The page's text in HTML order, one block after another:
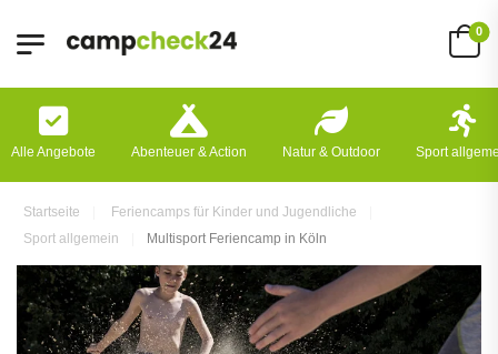
0
Alle Angebote Abenteuer & Action Natur & Outdoor Sport
Startseite
Feriencamps für Kinder und Jugendliche
Sport allgemein
Multisport Feriencamp in Köln